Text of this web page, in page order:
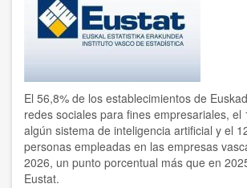
El 56,8% de los establecimientos de
redes sociales para fines empresariales, el
algún sistema de inteligencia artificial y el
personas empleadas en las empresas
2026, un punto porcentual más que en
Eustat.